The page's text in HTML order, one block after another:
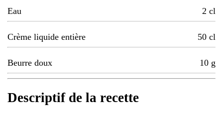
Eau 2 cl
Crème liquide entière 50 cl
Beurre doux 10 g
Descriptif de la recette